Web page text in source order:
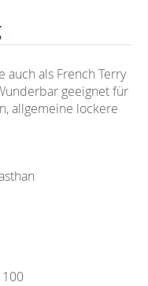
auch als French Terry
geeignet für
allgemeine lockere
100